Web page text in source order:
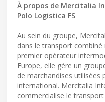
À propos de Mercitalia
Polo Logistica FS
Au sein du groupe,
dans le transport combiné
premier opérateur
Europe, elle gère un
de marchandises
international. Mercitalia
commercialise le